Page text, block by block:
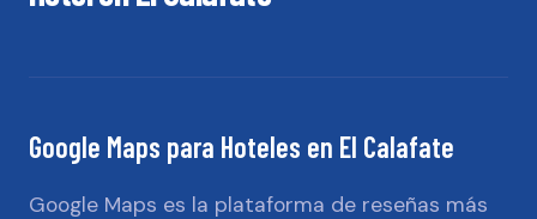
Google Maps para Hoteles en El Calafate
Google Maps es la plataforma de reseñas más